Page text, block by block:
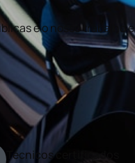
e o nosso trabalho
Técnicos certificados